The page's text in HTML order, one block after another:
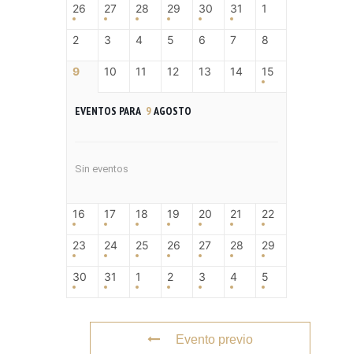
26 27 28 29 30 31 1
2 3 4 5 6 7 8
9 10 11 12 13 14 15
EVENTOS PARA 9AGOSTO
Sin eventos
16 17 18 19 20 21 22
23 24 25 26 27 28 29
30 31 1 2 3 4 5
Evento previo